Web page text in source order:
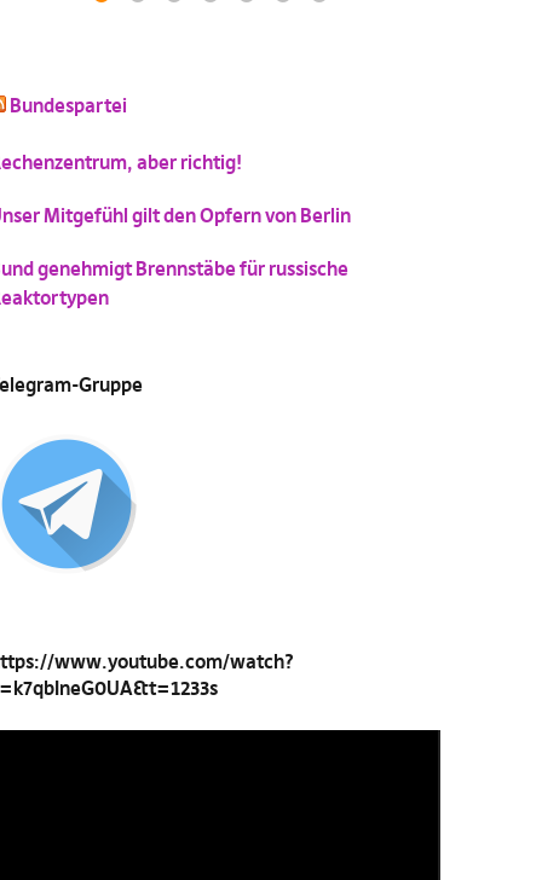
(Vergrößern
(Vergrößern
Vergrößern
1 2 3 4 5 6 7
Bundespartei
aber richtig!
Mitgefühl gilt den Opfern von Berlin
genehmigt Brennstäbe für russische
Gruppe
www.youtube.com/watch?